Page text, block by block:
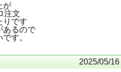
が
注文
りです
あるので
す。
2025/05/16